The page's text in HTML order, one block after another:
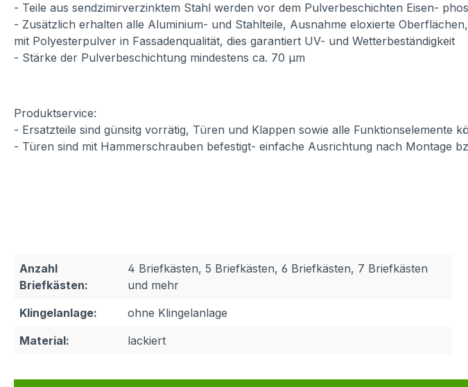
- Teile aus sendzimirverzinktem Stahl werden vor dem Pulverbeschichten Eisen-
- Zusätzlich erhalten alle Aluminium- und Stahlteile, Ausnahme eloxierte
mit Polyesterpulver in Fassadenqualität, dies garantiert UV- und Wetterbeständigkeit
- Stärke der Pulverbeschichtung mindestens ca. 70 µm
Produktservice:
- Ersatzteile sind günsitg vorrätig, Türen und Klappen sowie alle Funktionselemente
- Türen sind mit Hammerschrauben befestigt- einfache Ausrichtung nach Montage
Anzahl
Briefkästen:
4 Briefkästen, 5 Briefkästen, 6 Briefkästen, 7 Briefkästen
und mehr
Klingelanlage:
ohne Klingelanlage
Material:
lackiert